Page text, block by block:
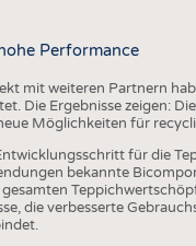
NACHHALTIGKEIT
TECHNISCHE
SMART TEXTILES
MEDIZIN
Performance
mit weiteren Partnern
Die Ergebnisse zeigen:
Möglichkeiten für
für die
bekannte
die verbesserte